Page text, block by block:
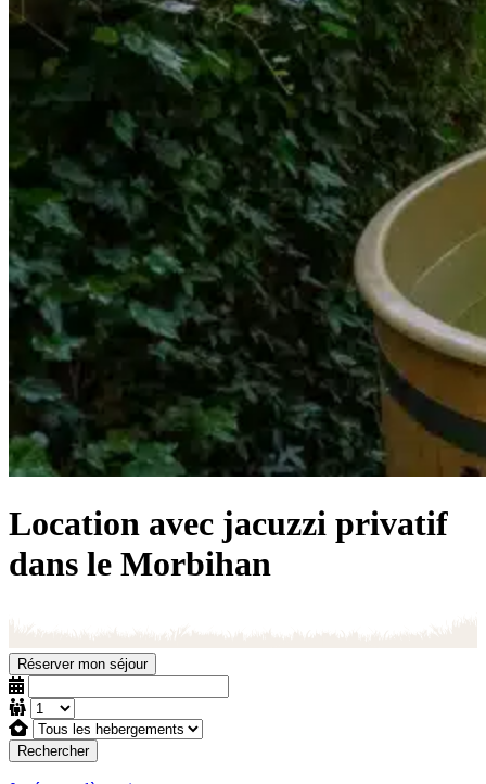
Location avec jacuzzi privatif
dans le Morbihan
Réserver mon séjour
Rechercher